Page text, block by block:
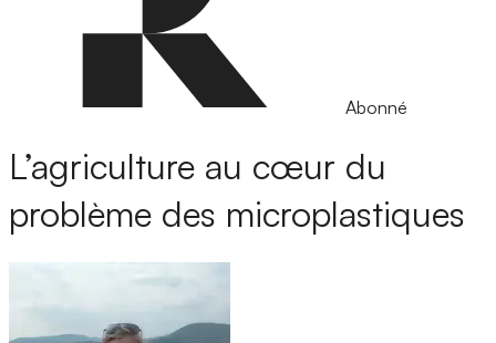
Abonné
L’agriculture au cœur du
problème des microplastiques